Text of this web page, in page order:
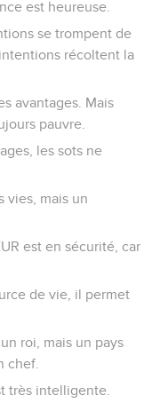
est heureuse.
se trompent de
récoltent la
avantages. Mais
pauvre.
les sots ne
vies, mais un
est en sécurité, car
de vie, il permet
roi, mais un pays
chef.
très intelligente.